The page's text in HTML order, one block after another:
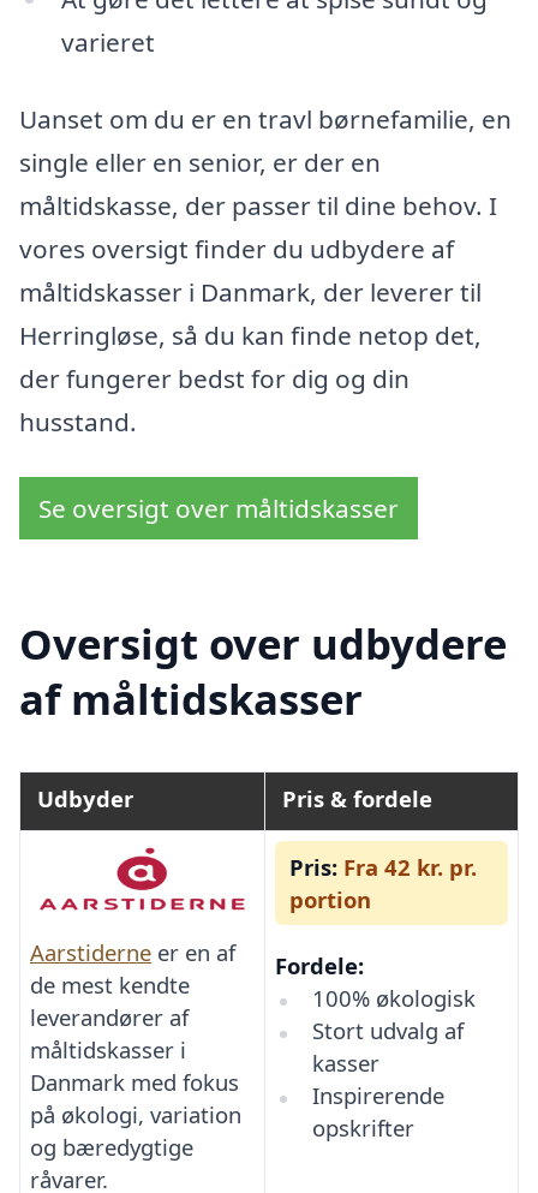
varieret
Uanset om du er en travl børnefamilie, en
single eller en senior, er der en
måltidskasse, der passer til dine behov. I
vores oversigt finder du udbydere af
måltidskasser i Danmark, der leverer til
Herringløse, så du kan finde netop det,
der fungerer bedst for dig og din
husstand.
Se oversigt over måltidskasser
Oversigt over udbydere
af måltidskasser
Udbyder Pris & fordele
Aarstiderne er en af
de mest kendte
leverandører af
måltidskasser i
Danmark med fokus
på økologi, variation
og bæredygtige
råvarer.
Pris: Fra 42 kr. pr.
portion
Fordele:
100% økologisk
Stort udvalg af
kasser
Inspirerende
opskrifter